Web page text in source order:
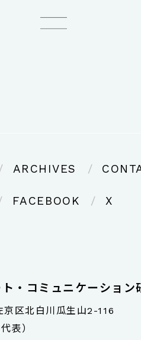
ARCHIVES
FACEBOOK X
・コミュニケーション
区北白川瓜生山2-116
表）